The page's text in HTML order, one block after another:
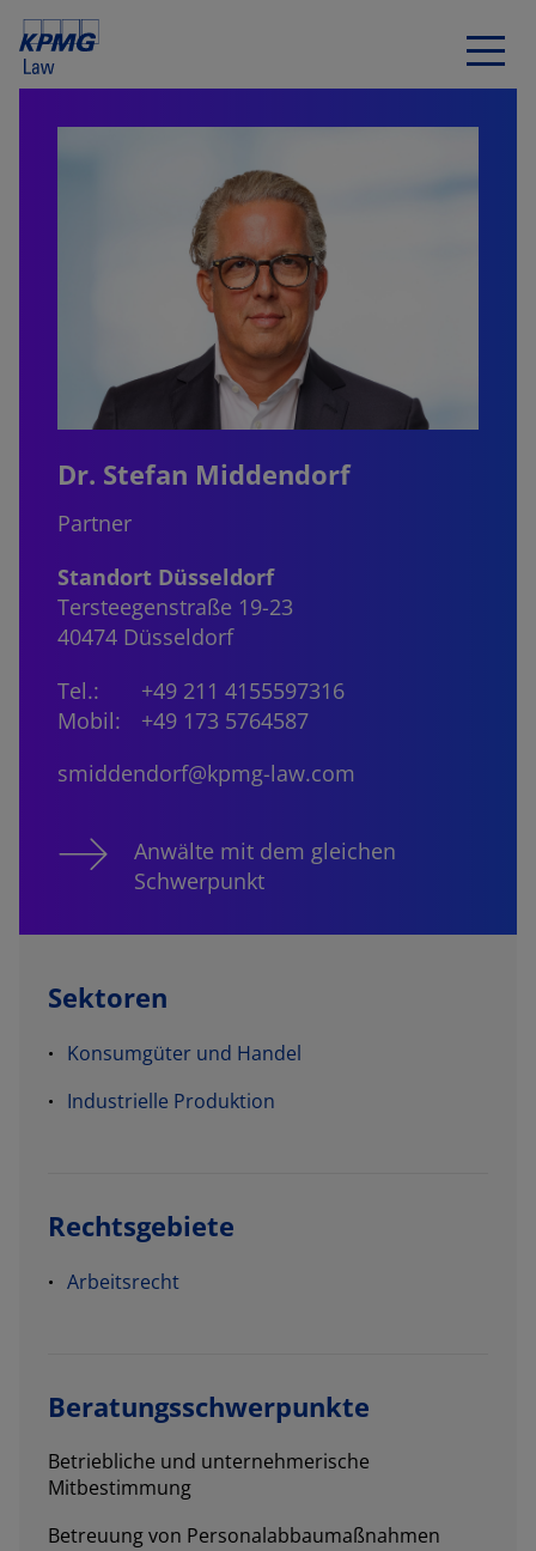
Dr. Stefan Middendorf
Partner
Standort Düsseldorf
Tersteegenstraße 19-23
40474 Düsseldorf
Tel.:
+49 211 4155597316
Mobil:
+49 173 5764587
smiddendorf@kpmg-law.com
Anwälte mit dem gleichen
Schwerpunkt
Sektoren
Konsumgüter und Handel
Industrielle Produktion
Rechtsgebiete
Arbeitsrecht
Beratungsschwerpunkte
Betriebliche und unternehmerische
Mitbestimmung
Betreuung von Personalabbaumaßnahmen